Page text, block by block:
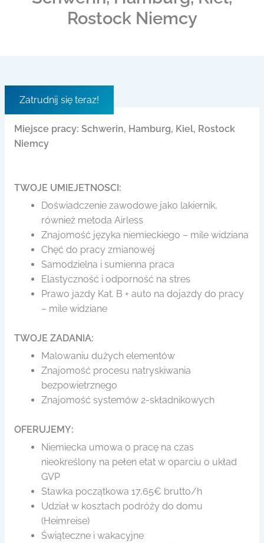
Rostock Niemcy
Zatrudnij się teraz!
Miejsce pracy: Schwerin, Hamburg, Kiel, Rostock
Niemcy
TWOJE UMIEJETNOSCI:
Doświadczenie zawodowe jako lakiernik,
również metoda Airless
Znajomość języka niemieckiego – mile widziana
Chęć do pracy zmianowej
Samodzielna i sumienna praca
Elastyczność i odporność na stres
Prawo jazdy Kat. B + auto na dojazdy do pracy
– mile widziane
TWOJE ZADANIA:
Malowaniu dużych elementów
Znajomość procesu natryskiwania
bezpowietrznego
Znajomość systemów 2-składnikowych
OFERUJEMY:
Niemiecka umowa o pracę na czas
nieokreślony na pełen etat w oparciu o układ
GVP
Stawka początkowa 17,65€ brutto/h
Udział w kosztach podróży do domu
(Heimreise)
Świąteczne i wakacyjne